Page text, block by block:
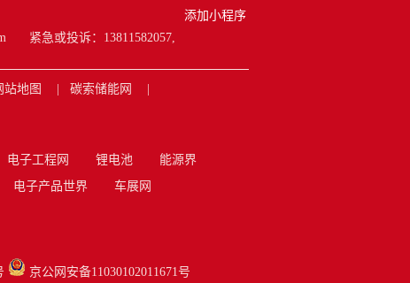
添加小程序
紧急或投诉：13811582057,
站地图
碳索储能网
电子工程网 锂电池
能源界
电子产品世界
车展网
京公网安备11030102011671号